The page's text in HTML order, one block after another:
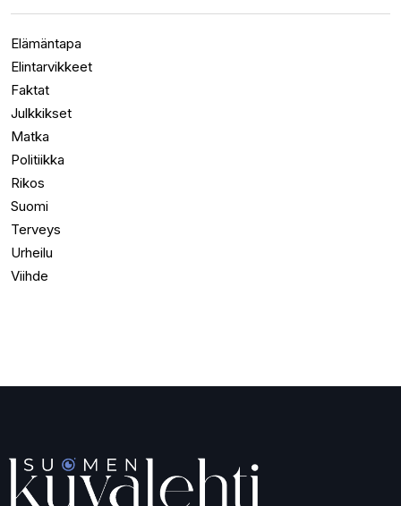
Elämäntapa
Elintarvikkeet
Faktat
Julkkikset
Matka
Politiikka
Rikos
Suomi
Terveys
Urheilu
Viihde